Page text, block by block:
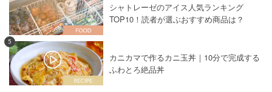
シャトレーゼのアイス人気ランキング
TOP10！読者が選ぶおすすめ商品は？
5
カニカマで作るカニ玉丼｜10分で完成する
ふわとろ絶品丼